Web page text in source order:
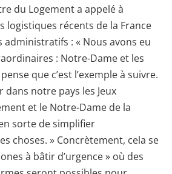
du Logement a appelé à
logistiques récents de la France
administratifs : « Nous avons eu
: Notre-Dame et les
que c’est l’exemple à suivre.
notre pays les Jeux
et le Notre-Dame de la
sorte de simplifier
choses. » Concrètement, cela se
à bâtir d’urgence » où des